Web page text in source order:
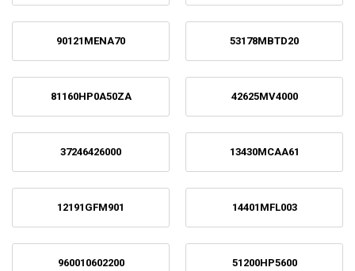
90121MENA70 53178MBTD20
81160HP0A50ZA 42625MV4000
37246426000 13430MCAA61
12191GFM901 14401MFL003
960010602200 51200HP5600